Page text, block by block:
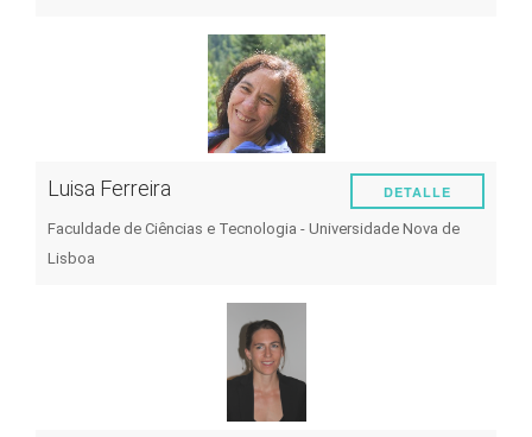
Luisa Ferreira
Faculdade de Ciências e Tecnologia - Universidade Nova de
Lisboa
DETALLE